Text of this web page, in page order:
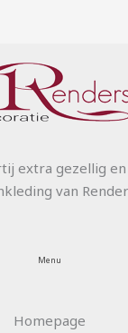
extra gezellig
van
Menu
Homepage